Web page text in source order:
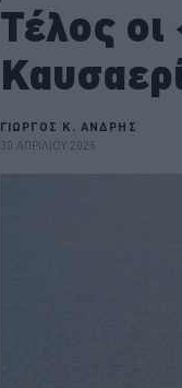
Τέλος
ΓΙΩΡΓΟΣ Κ. ΑΝΔΡΗΣ
30 ΑΠΡΙΛΙΟΥ 2026